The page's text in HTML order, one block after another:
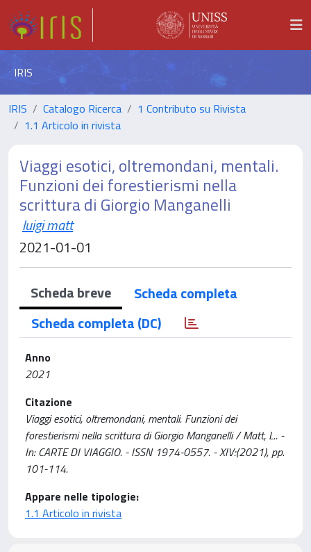
IRIS
IRIS Catalogo Ricerca
1 Contributo su Rivista
1.1 Articolo in rivista
Viaggi esotici, oltremondani, mentali.
Funzioni dei forestierismi nella
scrittura di Giorgio Manganelli
luigi matt
2021-01-01
Scheda breve
Scheda completa
Scheda completa (DC)
Anno
2021
Citazione
Viaggi esotici, oltremondani, mentali. Funzioni dei
forestierismi nella scrittura di Giorgio Manganelli / Matt, L.. -
In: CARTE DI VIAGGIO. - ISSN 1974-0557. - XIV:(2021), pp.
101-114.
Appare nelle tipologie:
1.1 Articolo in rivista